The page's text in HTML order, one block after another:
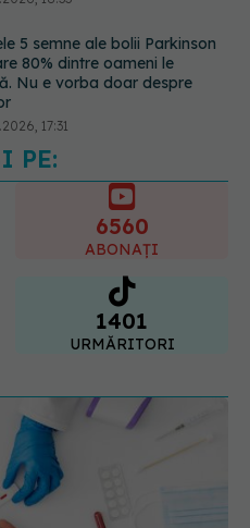
Cristea, manifest pentru
și acceptare: Corpul
spune o poveste
PE:
6560
ABONAȚI
1401
URMĂRITORI